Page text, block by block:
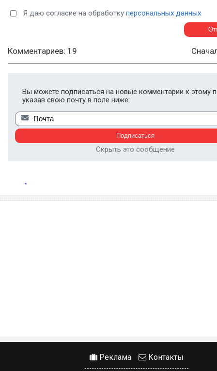
Я даю согласие на обработку персональных данных
Комментариев: 19
Вы можете подписаться на новые комментарии к этому
указав свою почту в поле ниже:
Скрыть это сообщение
Реклама Контакты